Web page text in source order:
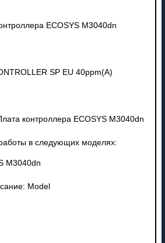
ECOSYS M3040dn
SP EU 40ppm(A)
контроллера ECOSYS M3040dn
в следующих моделях:
M3040dn
Model